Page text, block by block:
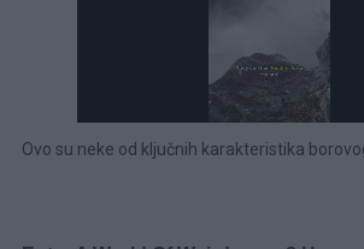
Ovo su neke od ključnih karakteristika